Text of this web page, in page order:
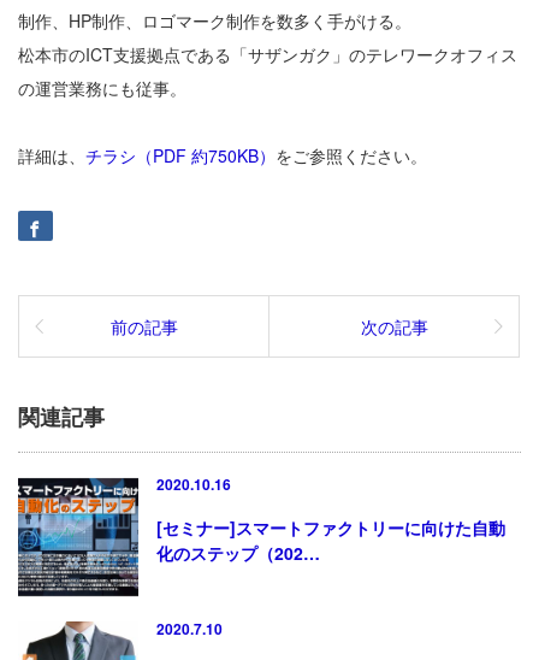
制作、HP制作、ロゴマーク制作を数多く手がける。
松本市のICT支援拠点である「サザンガク」のテレワークオフィス
の運営業務にも従事。
詳細は、 チラシ（PDF 約750KB） をご参照ください。
前の記事 次の記事
関連記事
2020.10.16
[セミナー]スマートファクトリーに向けた自動
化のステップ（202…
2020.7.10